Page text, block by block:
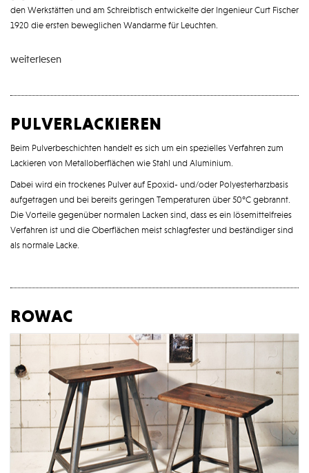
den Werkstätten und am Schreibtisch entwickelte der Ingenieur Curt Fischer
1920 die ersten beweglichen Wandarme für Leuchten.
weiterlesen
pulverlackieren
Beim Pulverbeschichten handelt es sich um ein spezielles Verfahren zum
Lackieren von Metalloberflächen wie Stahl und Aluminium.
Dabei wird ein trockenes Pulver auf Epoxid- und/oder Polyesterharzbasis
aufgetragen und bei bereits geringen Temperaturen über 50°C gebrannt.
Die Vorteile gegenüber normalen Lacken sind, dass es ein lösemittelfreies
Verfahren ist und die Oberflächen meist schlagfester und beständiger sind
als normale Lacke.
rowac